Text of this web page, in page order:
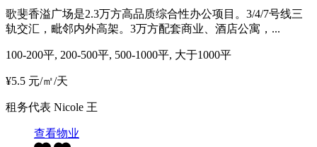
歌斐香溢广场是2.3万方高品质综合性办公项目。3/4/7号线三
轨交汇，毗邻内外高架。3万方配套商业、酒店公寓，...
100-200平, 200-500平, 500-1000平, 大于1000平
¥5.5 元/㎡/天
租务代表 Nicole 王
查看物业